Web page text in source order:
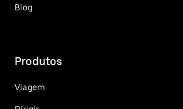
Blog
Produtos
Viagem